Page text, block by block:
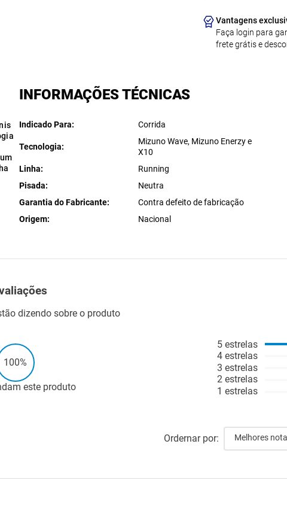
Vantagens
Faça login para
frete grátis e
INFORMAÇÕES TÉCNICAS
Indicado Para Corrida
Tecnologia
Mizuno Wave, Mizuno Enerzy e
X10
Linha
Running
Pisada
Neutra
Garantia do Fabricante
Contra defeito de fabricação
Origem
Nacional
dizendo sobre o produto
100%
este produto
5 estrelas
4 estrelas
3 estrelas
2 estrelas
1 estrelas
Ordernar por: Melhores